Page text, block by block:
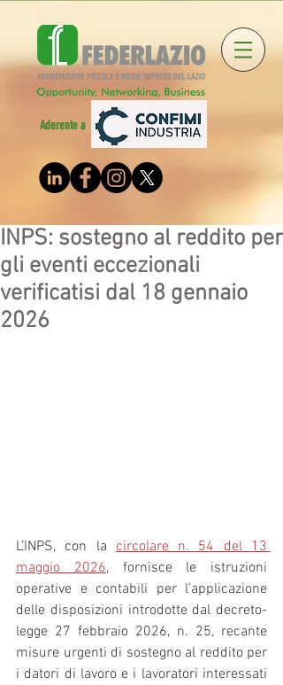
Aderente a
INPS: sostegno al reddito per
gli eventi eccezionali
verificatisi dal 18 gennaio
2026
L’INPS, con la circolare n. 54 del 13
maggio 2026, fornisce le istruzioni
operative e contabili per l’applicazione
delle disposizioni introdotte dal decreto-
legge 27 febbraio 2026, n. 25, recante
misure urgenti di sostegno al reddito per
i datori di lavoro e i lavoratori interessati